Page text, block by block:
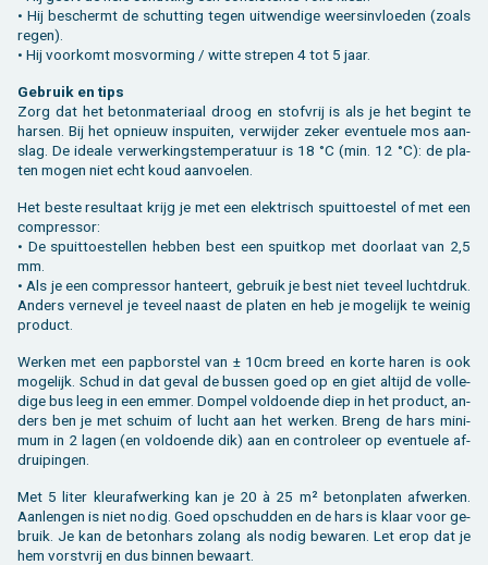
• Hij be­schermt de schut­ting tegen uit­wen­di­ge weers­in­vloe­den (zoals
regen).
• Hij voor­komt mos­vor­ming / witte stre­pen 4 tot 5 jaar.
Ge­bruik en tips
Zorg dat het be­ton­ma­te­ri­aal droog en stof­vrij is als je het be­gint te
har­sen. Bij het op­nieuw in­spui­ten, ver­wij­der zeker even­tu­e­le mos aan­
slag. De ide­a­le ver­wer­kings­tem­pe­ra­tuur is 18 °C (min. 12 °C): de pla­
ten mogen niet echt koud aan­voe­len.
Het beste re­sul­taat krijg je met een elek­trisch spuit­toe­stel of met een
com­pres­sor:
• De spuit­toe­stel­len heb­ben best een spuit­kop met door­laat van 2,5
mm.
• Als je een com­pres­sor han­teert, ge­bruik je best niet te­veel lucht­druk.
An­ders ver­ne­vel je te­veel naast de pla­ten en heb je mo­ge­lijk te wei­nig
pro­duct.
Wer­ken met een pap­bor­stel van ± 10cm breed en korte haren is ook
mo­ge­lijk. Schud in dat geval de bus­sen goed op en giet al­tijd de vol­le­
di­ge bus leeg in een emmer. Dom­pel vol­doen­de diep in het pro­duct, an­
ders ben je met schuim of lucht aan het wer­ken. Breng de hars mi­ni­
mum in 2 lagen (en vol­doen­de dik) aan en con­tro­leer op even­tu­e­le af­
drui­pin­gen.
Met 5 liter kleu­raf­wer­king kan je 20 à 25 m² be­ton­pla­ten af­wer­ken.
Aan­len­gen is niet nodig. Goed op­schud­den en de hars is klaar voor ge­
bruik. Je kan de be­ton­hars zo­lang als nodig be­wa­ren. Let erop dat je
hem vorst­vrij en dus bin­nen be­waart.